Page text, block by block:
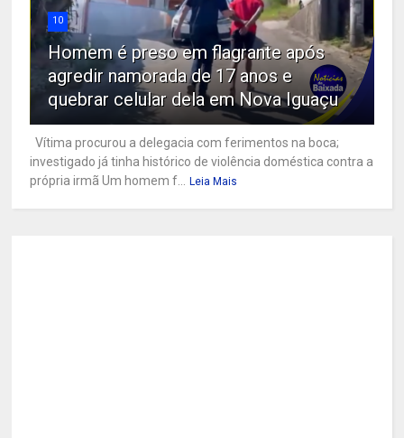
10
Homem é preso em flagrante após
agredir namorada de 17 anos e
quebrar celular dela em Nova Iguaçu
Vítima procurou a delegacia com ferimentos na boca;
investigado já tinha histórico de violência doméstica contra a
própria irmã Um homem f...
Leia Mais